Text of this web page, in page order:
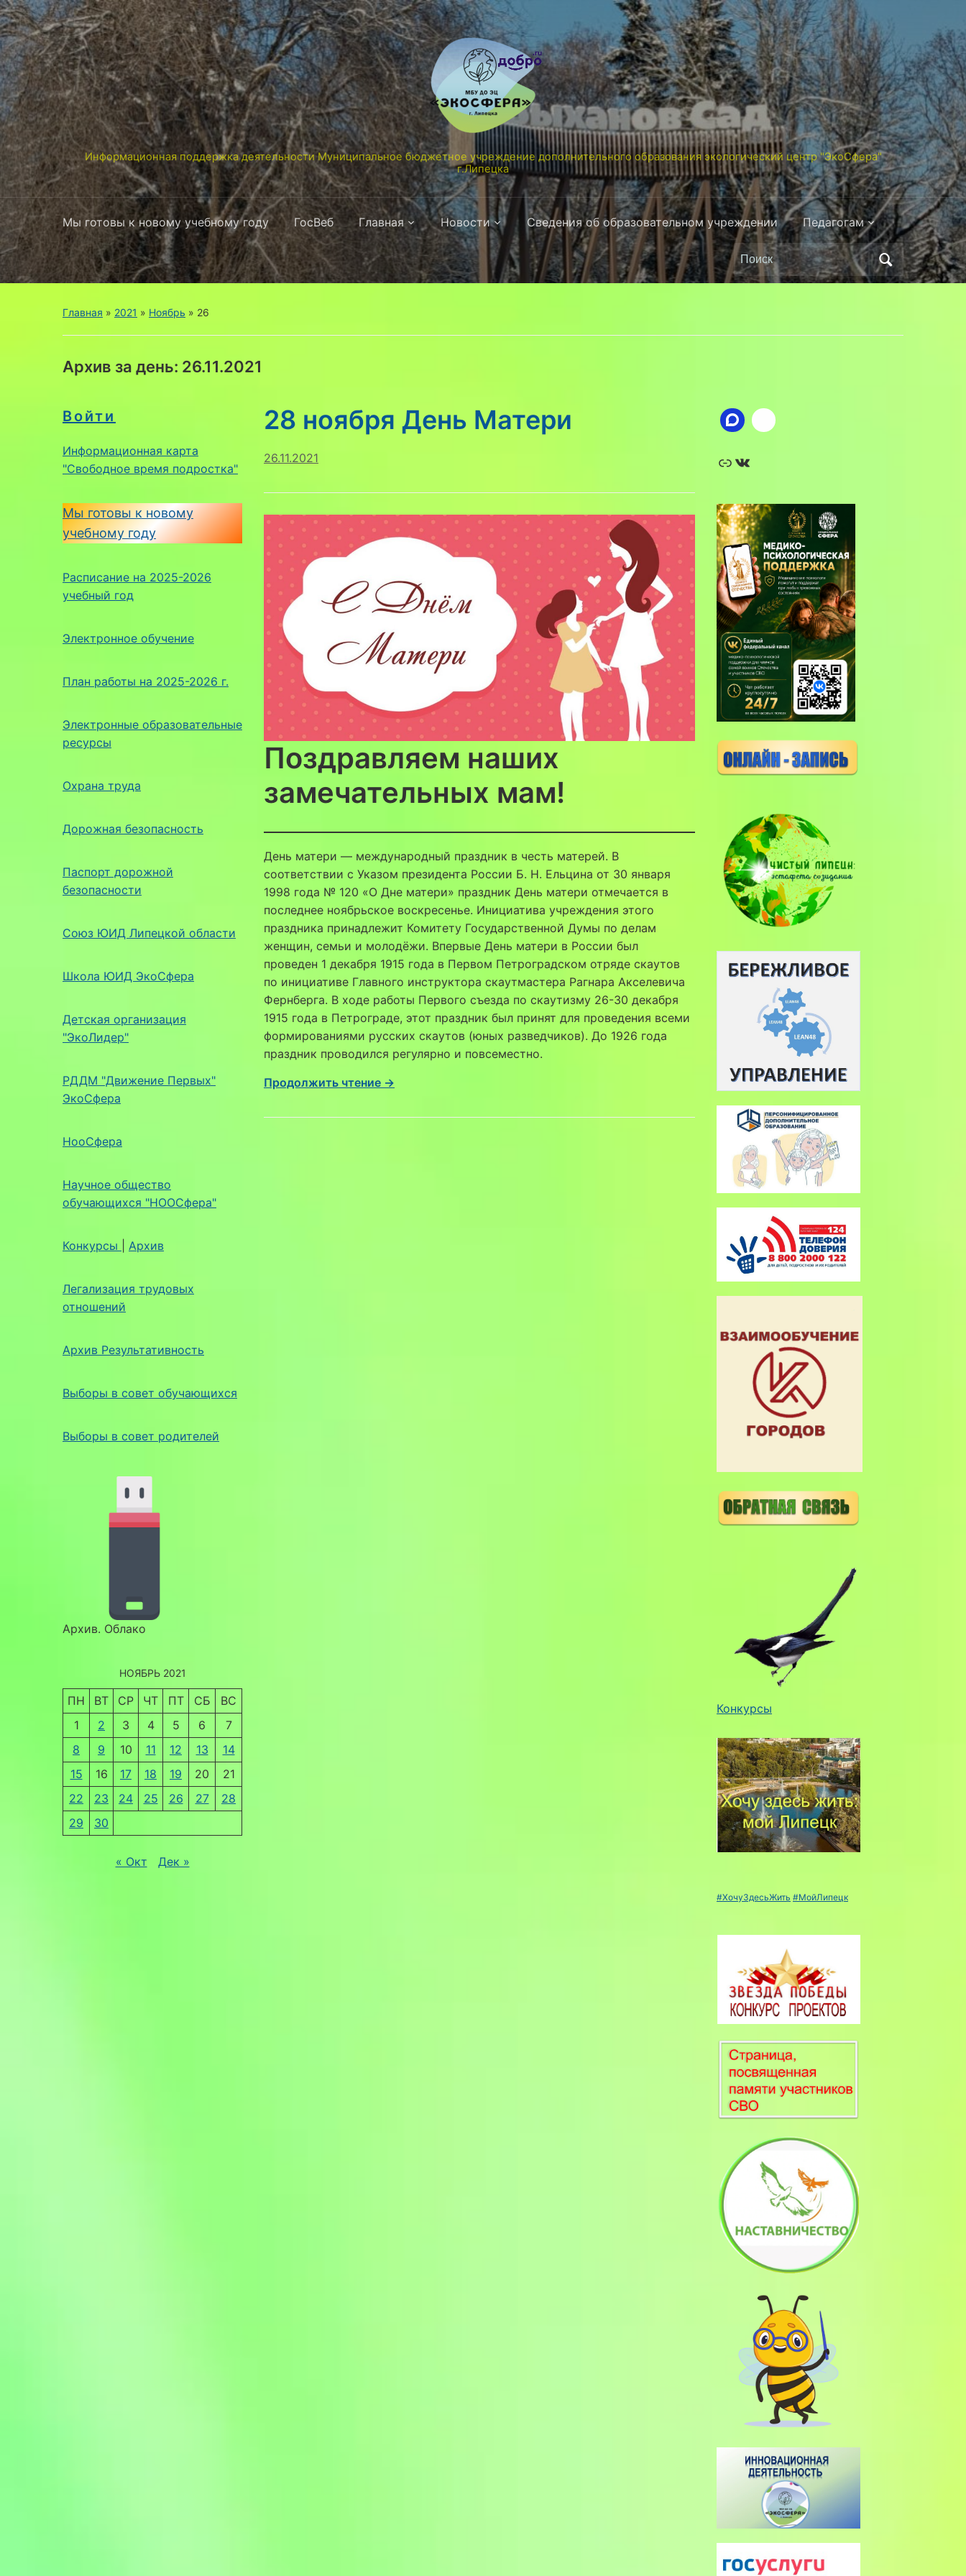
Информационная поддержка деятельности Муниципальное бюджетное учреждение дополнительного образования экологический центр "ЭкоСфера"
г.Липецка
Мы готовы к новому учебному году ГосВеб Главная Новости Сведения об образовательном учреждении Педагогам
Поиск
по:
Главная » 2021 » Ноябрь » 26
Архив за день: 26.11.2021
Войти
Информационная карта
"Свободное время подростка"
Мы готовы к новому
учебному году
Расписание на 2025-2026
учебный год
Электронное обучение
План работы на 2025-2026 г.
Электронные образовательные
ресурсы
Охрана труда
Дорожная безопасность
Паспорт дорожной
безопасности
Союз ЮИД Липецкой области
Школа ЮИД ЭкоСфера
Детская организация
"ЭкоЛидер"
РДДМ "Движение Первых"
ЭкоСфера
НооСфера
Научное общество
обучающихся "НООСфера"
Конкурсы Архив
Легализация трудовых
отношений
Архив Результативность
Выборы в совет обучающихся
Выборы в совет родителей
Архив. Облако
НОЯБРЬ 2021
ПН ВТ СР ЧТ ПТ СБ
ВС
1
2 3 4 5 6
7
8
9 10 11 12 13
14
15
16 17 18 19 20
21
22
23 24 25 26 27
28
29
30
« Окт Дек »
28 ноября День Матери
26.11.2021
Поздравляем наших
замечательных мам!
День матери — международный праздник в честь матерей. В
соответствии с Указом президента России Б. Н. Ельцина от 30 января
1998 года № 120 «О Дне матери» праздник День матери отмечается в
последнее ноябрьское воскресенье. Инициатива учреждения этого
праздника принадлежит Комитету Государственной Думы по делам
женщин, семьи и молодёжи. Впервые День матери в России был
проведен 1 декабря 1915 года в Первом Петроградском отряде скаутов
по инициативе Главного инструктора скаутмастера Рагнара Акселевича
Фернберга. В ходе работы Первого съезда по скаутизму 26-30 декабря
1915 года в Петрограде, этот праздник был принят для проведения всеми
формированиями русских скаутов (юных разведчиков). До 1926 года
праздник проводился регулярно и повсеместно.
Продолжить чтение →
Ссылка
Конкурсы
#ХочуЗдесьЖить #МойЛипецк